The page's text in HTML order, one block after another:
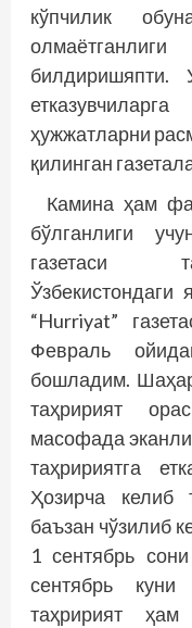
кўпчилик
билдиришяпти.
ҳужжатларни
қилинган
Камина ҳам
бўлганлиги
газетаси
Ўзбекистондаги
“Hurriyat”
Февраль
бошладим.
таҳририят
масофада
таҳририятга
Ҳозирча келиб
баъзан чўзилиб
1 сентябрь
сентябрь
таҳририят